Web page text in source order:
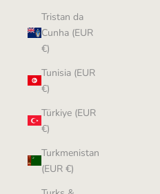
Tristan da
Cunha (EUR
€)
Tunisia (EUR
€)
Türkiye (EUR
€)
Turkmenistan
(EUR €)